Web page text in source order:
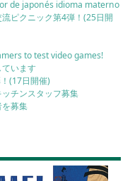
de japonés idioma materno
ピクニック第4弾！(25日開
to test video games!
います
(17日開催)
チンスタッフ募集
募集